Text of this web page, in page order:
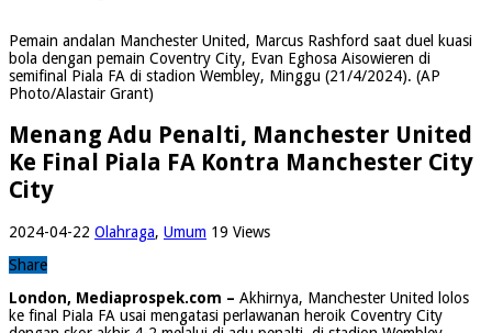
Pemain andalan Manchester United, Marcus Rashford saat duel kuasi
bola dengan pemain Coventry City, Evan Eghosa Aisowieren di
semifinal Piala FA di stadion Wembley, Minggu (21/4/2024). (AP
Photo/Alastair Grant)
Menang Adu Penalti, Manchester United
Ke Final Piala FA Kontra Manchester City
City
2024-04-22 Olahraga, Umum 19 Views
Share
London, Mediaprospek.com – Akhirnya, Manchester United lolos
ke final Piala FA usai mengatasi perlawanan heroik Coventry City